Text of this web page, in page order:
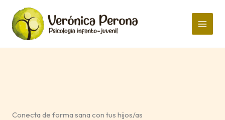
contenido
Conecta de forma sana con tus hijos/as